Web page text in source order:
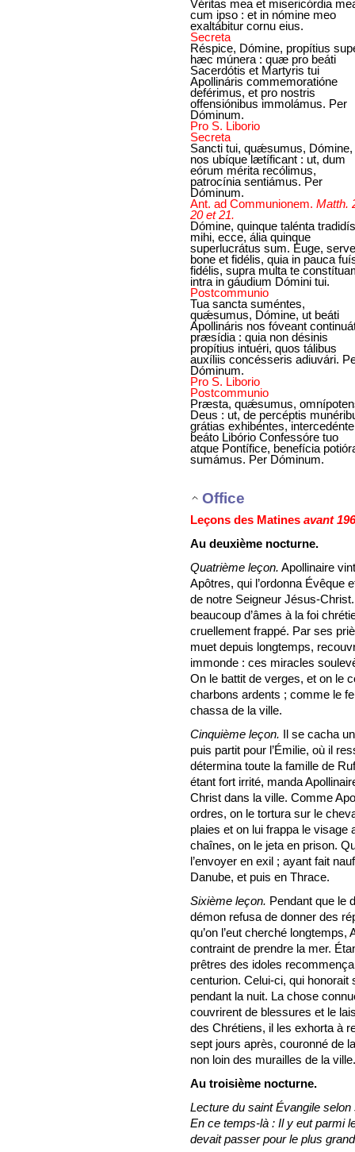
Véritas mea et misericórdia
cum ipso : et in nómine meo
exaltábitur cornu eius.
Secreta
Réspice, Dómine, propítius
hæc múnera : quæ pro beáti
Sacerdótis et Martyris tui
Apollináris commemoratióne
deférimus, et pro nostris
offensiónibus immolámus. Per
Dóminum.
Pro S. Liborio
Secreta
Sancti tui, quǽsumus, Dómine,
nos ubíque lætíficant : ut, dum
eórum mérita recólimus,
patrocínia sentiámus. Per
Dóminum.
Ant. ad Communionem. Matth.
20 et 21.
Dómine, quinque talénta
mihi, ecce, ália quinque
superlucrátus sum. Euge, serve
bone et fidélis, quia in pauca
fidélis, supra multa te
intra in gáudium Dómini tui.
Postcommunio
Tua sancta suméntes,
quǽsumus, Dómine, ut beáti
Apollináris nos fóveant
præsídia : quia non désinis
propítius intuéri, quos tálibus
auxíliis concésseris adiuvári.
Dóminum.
Pro S. Liborio
Postcommunio
Præsta, quǽsumus,
Deus : ut, de percéptis
grátias exhibéntes, intercedénte
beáto Libório Confessóre tuo
atque Pontífice, benefícia
sumámus. Per Dóminum.
Office
Leçons des Matines avant
Au deuxième nocturne.
Quatrième leçon. Apollinaire
Apôtres, qui l’ordonna Évêque
de notre Seigneur Jésus-
beaucoup d’âmes à la foi
cruellement frappé. Par ses
muet depuis longtemps,
immonde : ces miracles
On le battit de verges, et on le
charbons ardents ; comme le
chassa de la ville.
Cinquième leçon. Il se cacha
puis partit pour l’Émilie, où il
détermina toute la famille de
étant fort irrité, manda
Christ dans la ville. Comme
ordres, on le tortura sur le
plaies et on lui frappa le visage
chaînes, on le jeta en prison.
l’envoyer en exil ; ayant fait
Danube, et puis en Thrace.
Sixième leçon. Pendant que le
démon refusa de donner des
qu’on l’eut cherché
contraint de prendre la mer.
prêtres des idoles
centurion. Celui-ci, qui
pendant la nuit. La chose
couvrirent de blessures et le
des Chrétiens, il les exhorta à
sept jours après, couronné de
non loin des murailles de la ville.
Au troisième nocturne.
Lecture du saint Évangile selon
En ce temps-là : Il y eut parmi
devait passer pour le plus